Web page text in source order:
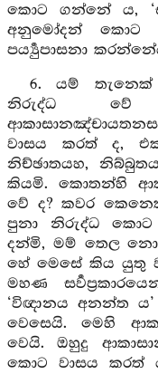
කොට ගන්නේ ය,
අනුමෝදන් කොට
පර්‍ය්‍යුපාසනා
6. යම් තැනෙක්
නිරුද්ධ වේ
වාසය කරත් ද,
නිච්ඡාතයහ,
කියමි. කොතන්හි
වේ ද? කවර
පුනා නිරුද්ධ කොට
දන්මි, මම් තෙල නො
හේ මෙසේ කිය යුතු
මහණ
‘විඥානය අනන්ත
වෙසෙයි. මෙහි
වෙයි. ඔහුදු
කොට වාසය කරත්